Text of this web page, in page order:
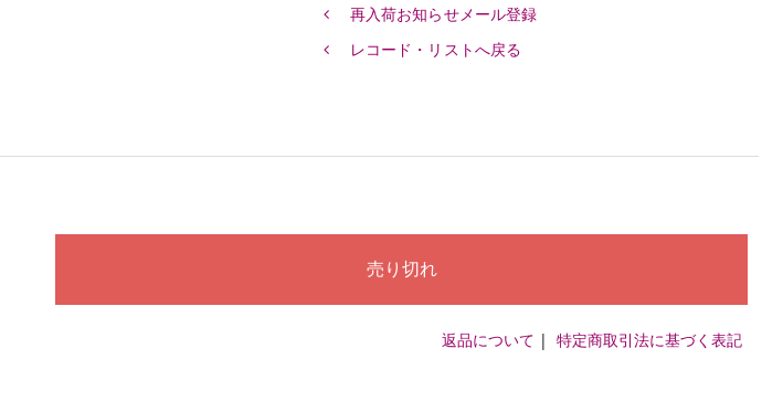
再入荷お知らせメール登録
レコード・リストへ戻る
返品について | 特定商取引法に基づく表記